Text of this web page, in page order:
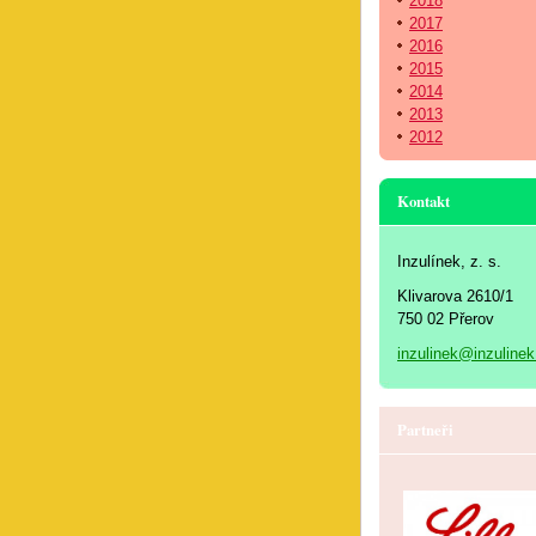
2017
2016
2015
2014
2013
2012
Kontakt
Inzulínek, z. s.
Klivarova 2610/1
750 02 Přerov
Partneři